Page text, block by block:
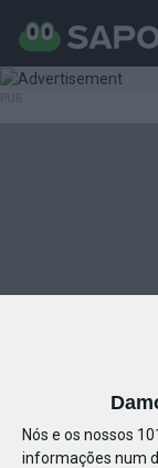
Nós e os nossos
informações num